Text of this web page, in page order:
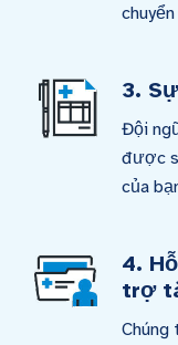
3.
Đội
được
của
4.
trợ
Chúng